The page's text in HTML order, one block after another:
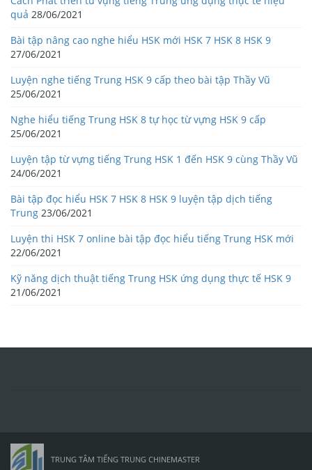
quả 28/06/2021
Bài tập nâng cao nghe hiểu HSK mới HSK 7 HSK 8 HSK 9
27/06/2021
Luyện nghe tiếng Trung HSK 9 cấp theo bài tập Thầy Vũ
25/06/2021
Nghe hiểu tiếng Trung HSK 8 tự học từ vựng HSK 9 cấp
25/06/2021
Luyện tập từ vựng tiếng Trung HSK 1 đến HSK 9 cùng Thầy Vũ
24/06/2021
Bài tập đọc hiểu HSK 7 HSK 8 HSK 9 luyện tập dịch tiếng
Trung 23/06/2021
Luyện thi HSK 7 online bài tập đọc hiểu tiếng Trung HSK mới
22/06/2021
Kỹ năng dịch thuật tiếng Trung HSK ứng dụng thực tế HSK 9
21/06/2021
TRUNG TÂM TIẾNG TRUNG CHINEMASTER